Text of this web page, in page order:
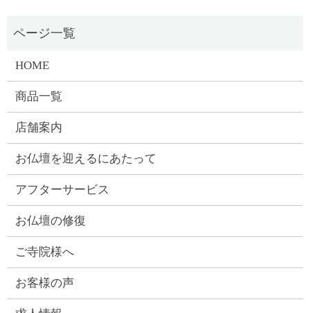
HOME
商品一覧
店舗案内
お仏壇を迎えるにあたって
アフターサービス
お仏壇の修復
ご寺院様へ
お客様の声